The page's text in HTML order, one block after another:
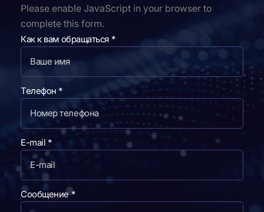
Please enable JavaScript in your browser to
complete this form.
Как к вам обращаться *
Телефон *
в
а
м
к
К
E-mail *
Сообщение*